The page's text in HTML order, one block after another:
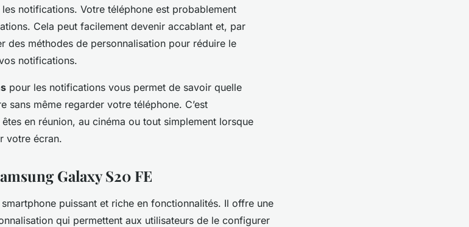
notifications. Votre téléphone est probablement
Cela peut facilement devenir accablant et, par
des méthodes de personnalisation pour réduire le
notifications.
pour les notifications vous permet de savoir quelle
sans même regarder votre téléphone. C’est
en réunion, au cinéma ou tout simplement lorsque
votre écran.
Galaxy S20 FE
puissant et riche en fonctionnalités. Il offre une
qui permettent aux utilisateurs de le configurer